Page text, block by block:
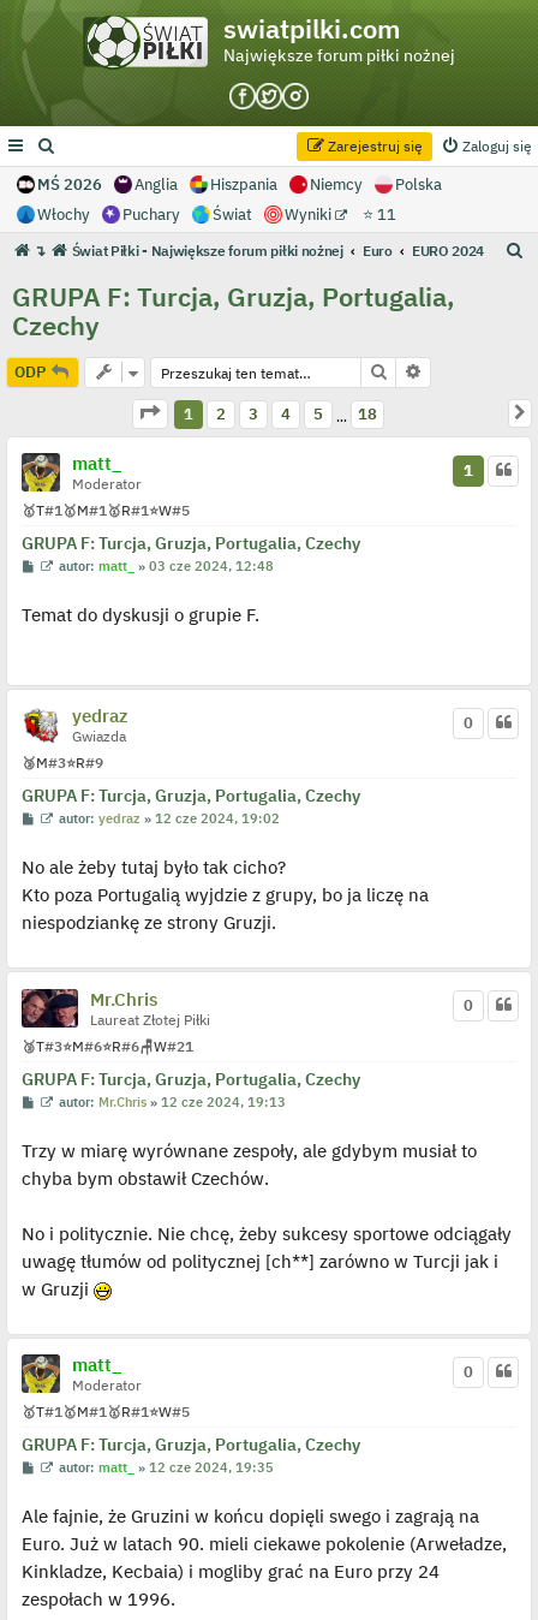
swiatpilki.com
Największe forum piłki nożnej
Zaloguj się
Zarejestruj się
MŚ 2026 Anglia Hiszpania Niemcy
Polska
Włochy
Puchary Świat Wyniki ⭐ 11
↴ Świat Piłki - Największe forum piłki nożnej Euro EURO 2024
GRUPA F: Turcja, Gruzja, Portugalia,
Czechy
ODP Szukaj
Strona 1 z 18
1 2 3 4 5 … 18
matt_
Moderator
🥇T#1🥇M#1🥇R#1⭐W#5
GRUPA F: Turcja, Gruzja, Portugalia, Czechy
1
P
t
W
w
p
j
e
y
c
z
o
s
t
autor:matt_ »03 cze 2024, 12:48
Temat do dyskusji o grupie F.
yedraz
Gwiazda
🥉M#3⭐R#9
GRUPA F: Turcja, Gruzja, Portugalia, Czechy
0
P
t
W
w
e
l
j
e
d
y
c
y
p
t
autor:yedraz »12 cze 2024, 19:02
No ale żeby tutaj było tak cicho?
Kto poza Portugalią wyjdzie z grupy, bo ja liczę na
niespodziankę ze strony Gruzji.
Mr.Chris
Laureat Złotej Piłki
🥉T#3⭐M#6⭐R#6🪑W#21
GRUPA F: Turcja, Gruzja, Portugalia, Czechy
0
P
t
W
w
e
o
j
e
d
c
y
p
o
s
autor: Mr.Chris »12 cze 2024, 19:13
Trzy w miarę wyrównane zespoły, ale gdybym musiał to
chyba bym obstawił Czechów.
No i politycznie. Nie chcę, żeby sukcesy sportowe odciągały
uwagę tłumów od politycznej [ch**] zarówno w Turcji jak i
w Gruzji
matt_
Moderator
🥇T#1 🥇M#1 🥇R#1⭐W#5
GRUPA F: Turcja, Gruzja, Portugalia, Czechy
0
P
t
W
w
e
l
o
autor:matt_ »12 cze 2024, 19:35
Ale fajnie, że Gruzini w końcu dopięli swego i zagrają na
Euro. Już w latach 90. mieli ciekawe pokolenie (Arweładze,
Kinkladze, Kecbaia) i mogliby grać na Euro przy 24
zespołach w 1996.